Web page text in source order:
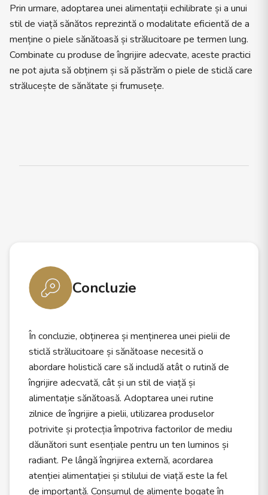
Prin urmare, adoptarea unei alimentații echilibrate și a unui
stil de viață sănătos reprezintă o modalitate eficientă de a
menține o piele sănătoasă și strălucitoare pe termen lung.
Combinate cu produse de îngrijire adecvate, aceste practici
ne pot ajuta să obținem și să păstrăm o piele de sticlă care
strălucește de sănătate și frumusețe.
Concluzie
În concluzie, obținerea și menținerea unei pielii de
sticlă strălucitoare și sănătoase necesită o
abordare holistică care să includă atât o rutină de
îngrijire adecvată, cât și un stil de viață și
alimentație sănătoasă. Adoptarea unei rutine
zilnice de îngrijire a pielii, utilizarea produselor
potrivite și protecția împotriva factorilor de mediu
dăunători sunt esențiale pentru un ten luminos și
radiant. Pe lângă îngrijirea externă, acordarea
atenției alimentației și stilului de viață este la fel
de importantă. Consumul de alimente bogate în